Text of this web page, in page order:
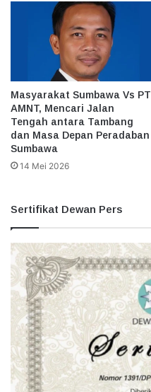
Masyarakat Sumbawa Vs PT
AMNT, Mencari Jalan
Tengah antara Tambang
dan Masa Depan Peradaban
Sumbawa
14 Mei 2026
Sertifikat Dewan Pers